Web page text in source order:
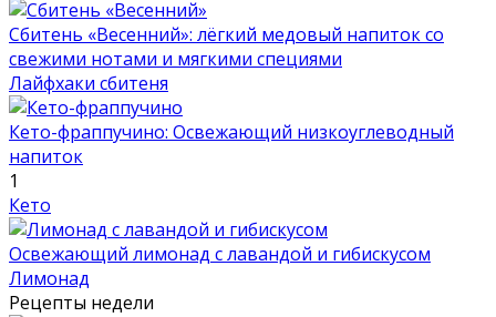
Сбитень «Весенний»: лёгкий медовый напиток со
свежими нотами и мягкими специями
Лайфхаки сбитеня
Кето-фраппучино: Освежающий низкоуглеводный
напиток
1
Кето
Освежающий лимонад с лавандой и гибискусом
Лимонад
Рецепты недели